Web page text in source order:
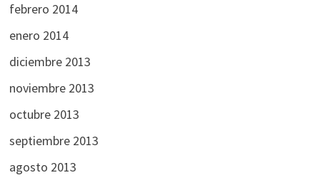
febrero 2014
enero 2014
diciembre 2013
noviembre 2013
octubre 2013
septiembre 2013
agosto 2013